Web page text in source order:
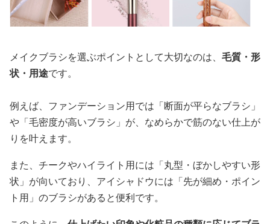
メイクブラシを選ぶポイントとして大切なのは、 毛質・形
状・用途です。
例えば、ファンデーション用では「断面が平らなブラシ」
や「毛密度が高いブラシ」が、なめらかで筋のない仕上が
りを叶えます。
また、チークやハイライト用には「丸型・ぼかしやすい形
状」が向いており、アイシャドウには「先が細め・ポイン
ト用」のブラシがあると便利です。